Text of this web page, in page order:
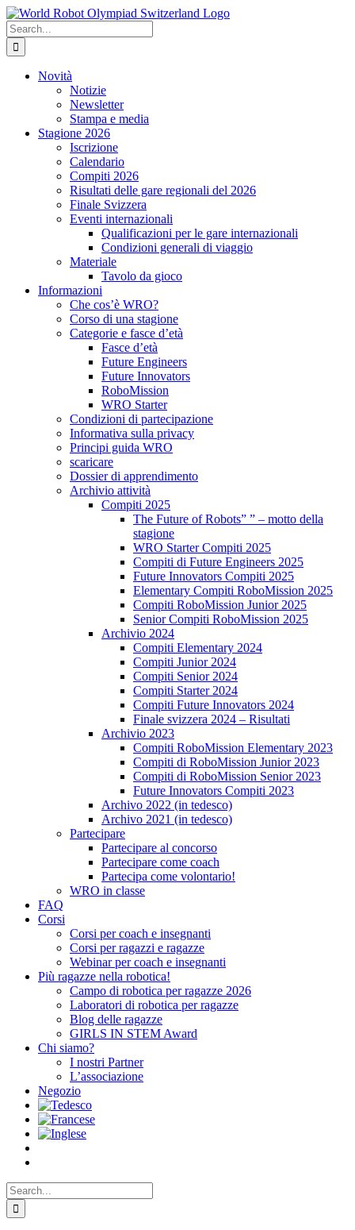
Skip
to
content
Search
for:
Novità
Notizie
Newsletter
Stampa e media
Stagione 2026
Iscrizione
Calendario
Compiti 2026
Risultati delle gare regionali del 2026
Finale Svizzera
Eventi internazionali
Qualificazioni per le gare internazionali
Condizioni generali di viaggio
Materiale
Tavolo da gioco
Informazioni
Che cos’è WRO?
Corso di una stagione
Categorie e fasce d’età
Fasce d’età
Future Engineers
Future Innovators
RoboMission
WRO Starter
Condizioni di partecipazione
Informativa sulla privacy
Principi guida WRO
scaricare
Dossier di apprendimento
Archivio attività
Compiti 2025
The Future of Robots” ” – motto della
stagione
WRO Starter Compiti 2025
Compiti di Future Engineers 2025
Future Innovators Compiti 2025
Elementary Compiti RoboMission 2025
Compiti RoboMission Junior 2025
Senior Compiti RoboMission 2025
Archivio 2024
Compiti Elementary 2024
Compiti Junior 2024
Compiti Senior 2024
Compiti Starter 2024
Compiti Future Innovators 2024
Finale svizzera 2024 – Risultati
Archivio 2023
Compiti RoboMission Elementary 2023
Compiti di RoboMission Junior 2023
Compiti di RoboMission Senior 2023
Future Innovators Compiti 2023
Archivo 2022 (in tedesco)
Archivo 2021 (in tedesco)
Partecipare
Partecipare al concorso
Partecipare come coach
Partecipa come volontario!
WRO in classe
FAQ
Corsi
Corsi per coach e insegnanti
Corsi per ragazzi e ragazze
Webinar per coach e insegnanti
Più ragazze nella robotica!
Campo di robotica per ragazze 2026
Laboratori di robotica per ragazze
Blog delle ragazze
GIRLS IN STEM Award
Chi siamo?
I nostri Partner
L’associazione
Negozio
Search
for: